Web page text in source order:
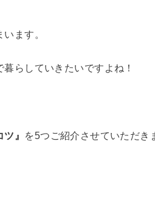
ます。
暮らしていきたいですよね！
』 を5つご紹介させていただき